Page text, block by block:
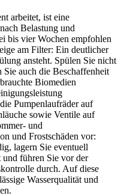
arbeitet, ist eine
Belastung und
bis vier Wochen empfohlen
am Filter: Ein deutlicher
ansteht. Spülen Sie nicht
auch die Beschaffenheit
Biomedien
Pumpenlaufräder auf
sowie Ventile auf
und
und Frostschäden vor:
lagern Sie eventuell
führen Sie vor der
durch. Auf diese
Wasserqualität und